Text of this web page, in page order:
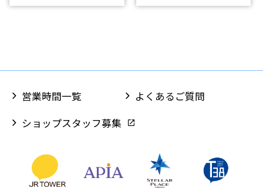
営業時間一覧
よくあるご質問
ショップスタッフ募集